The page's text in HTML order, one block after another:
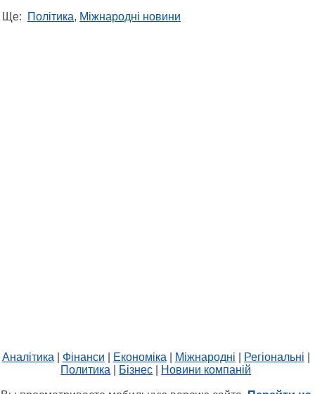
Ще: Політика, Міжнародні новини
Аналітика Фінанси Економіка Міжнародні Регіональні
Политика
Бізнес Новини компаній